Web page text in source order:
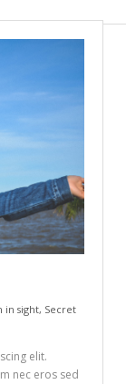
in sight, Secret
elit.
nec eros sed